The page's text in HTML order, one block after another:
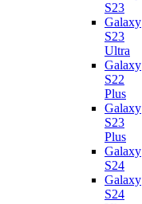
S23
Galaxy
S23
Ultra
Galaxy
S22
Plus
Galaxy
S23
Plus
Galaxy
S24
Galaxy
S24